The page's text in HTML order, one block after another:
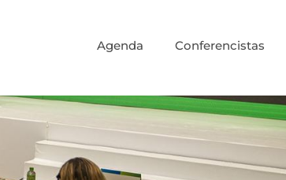
Agenda Conferencistas